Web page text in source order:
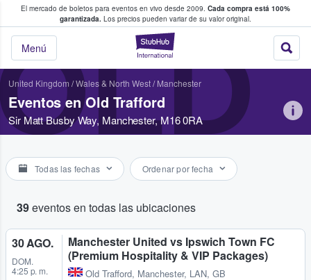
El mercado de boletos para eventos en vivo desde 2009. Cada compra está 100%
garantizada. Los precios pueden variar de su valor original.
StubHub: donde
Menú
fans compran y venden boletos
United Kingdom /Wales & North West/ Manchester
Eventos en Old Trafford
Sir Matt Busby Way, Manchester, M16 0RA
Todas las fechas Ordenar por fecha
39eventos en todas las ubicaciones
30 AGO.
DOM.
4:25 p. m.
Manchester United vs Ipswich Town FC
(Premium Hospitality & VIP Packages)
Old Trafford, Manchester, LAN, GB